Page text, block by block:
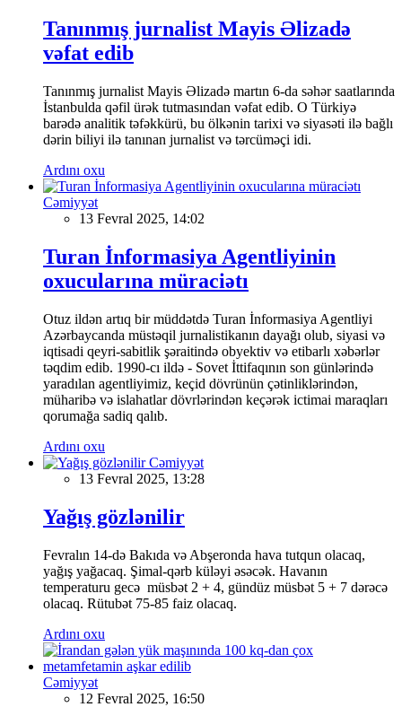
Tanınmış jurnalist Mayis Əlizadə
vəfat edib
Tanınmış jurnalist Mayis Əlizadə martın 6-da səhər saatlarında
İstanbulda qəfil ürək tutmasından vəfat edib. O Türkiyə
barədə analitik təfəkkürü, bu ölkənin tarixi və siyasəti ilə bağlı
dərin biliyi ilə tanınan jurnalist və tərcüməçi idi.
Ardını oxu
Cəmiyyət
13 Fevral 2025, 14:02
Turan İnformasiya Agentliyinin
oxucularına müraciətı
Otuz ildən artıq bir müddətdə Turan İnformasiya Agentliyi
Azərbaycanda müstəqil jurnalistikanın dayağı olub, siyasi və
iqtisadi qeyri-sabitlik şəraitində obyektiv və etibarlı xəbərlər
təqdim edib. 1990-cı ildə - Sovet İttifaqının son günlərində
yaradılan agentliyimiz, keçid dövrünün çətinliklərindən,
müharibə və islahatlar dövrlərindən keçərək ictimai maraqları
qorumağa sadiq qalıb.
Ardını oxu
Cəmiyyət
13 Fevral 2025, 13:28
Yağış gözlənilir
Fevralın 14-də Bakıda və Abşeronda hava tutqun olacaq,
yağış yağacaq. Şimal-qərb küləyi əsəcək. Havanın
temperaturu gecə müsbət 2 + 4, gündüz müsbət 5 + 7 dərəcə
olacaq. Rütubət 75-85 faiz olacaq.
Ardını oxu
Cəmiyyət
12 Fevral 2025, 16:50